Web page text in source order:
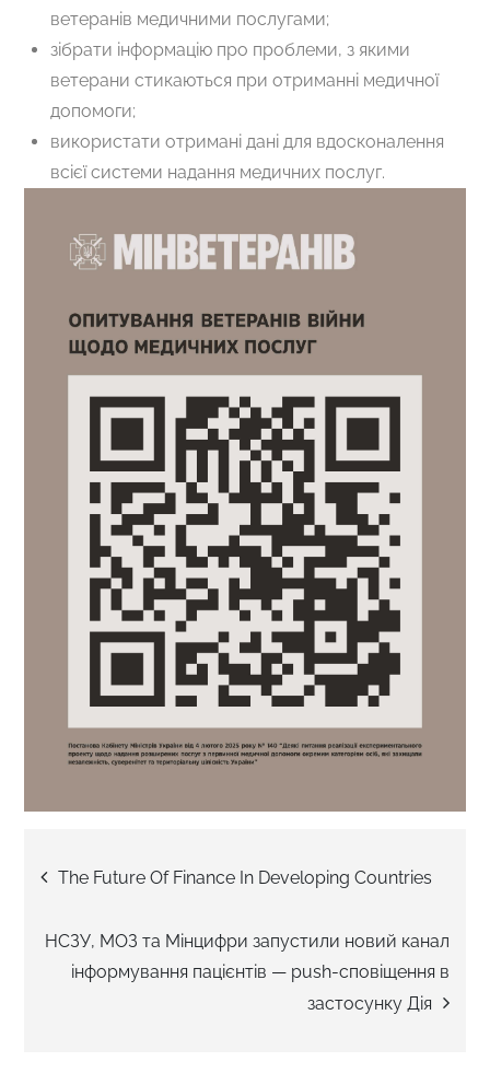
ветеранів медичними послугами;
зібрати інформацію про проблеми, з якими
ветерани стикаються при отриманні медичної
допомоги;
використати отримані дані для вдосконалення
всієї системи надання медичних послуг.
Навігація
записів
The Future Of Finance In Developing Countries
НСЗУ, МОЗ та Мінцифри запустили новий канал
інформування пацієнтів — push-сповіщення в
застосунку Дія